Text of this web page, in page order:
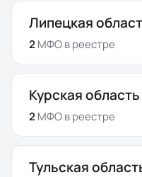
Липецкая
2 МФОв реестре
Курская область
2 МФОв реестре
Тульская